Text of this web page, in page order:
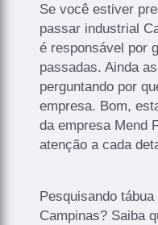
Se você estiver
passar industrial
é responsável por
passadas. Ainda
perguntando por
empresa. Bom,
da empresa Mend
atenção a cada
Pesquisando
Campinas? Saiba